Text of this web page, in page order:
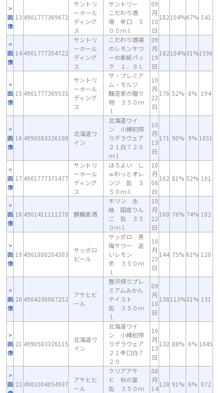
画
像
13 4901777369672
サントリ
ーホール
ディング
ス
サントリー
こだわり酒
場 辛口 ５
００ｍｌ
09
月
10
日
182104%67% 141
画
像
14 4901777354722
サントリ
ーホール
ディング
ス
こだわり酒場
のレモンサワ
ーの素紙パッ
ク １．８Ｌ
09
月
19
日
182104%31%1590
画
像
15 4901777369535
サントリ
ーホール
ディング
ス
ザ・プレミア
ム・モルツ
醸造家の贈り
物 ３５０ｍ
ｌ
10
月
22
日
176 52% 8% 194
画
像
16 4990583326108
北海道ワ
イン
北海道ワイ
ン 小樽初搾
りデラウェア
２１白７２０
ｍｌ
10
月
13
日
171 90% 9% 1051
画
像
17 4901777371477
サントリ
ーホール
ディング
ス
ほろよい し
ゅわっとオレ
ンジ 缶 ３
５０ｍｌ
10
月
08
日
162 81% 52% 101
画
像
18 4901411111278 麒麟麦酒
キリン 氷
結 国産りん
ご 缶 ３５
０ｍｌ
10
月
22
日
160 76% 74% 102
画
像
19 4901880204303
サッポロ
ビール
サッポロ 男
梅サワー 追
いレモン
冬 ３５０ｍ
ｌ
10
月
23
日
144 75% 61% 120
画
像
20 4904230067252
アサヒビ
ール
贅沢搾りプレ
ミアムみかん
テイスト
缶 ３５０ｍ
ｌ
09
月
10
日
138113%31% 131
画
像
21 4990583326115
北海道ワ
イン
北海道ワイ
ン 小樽初搾
りデラウェア
２１辛口白７
２０
10
月
13
日
132 88% 6% 1045
画 22 4901004054937
アサヒビ
ール
クリアアサ
ヒ 秋の宴
缶 ３５０ｍ
08
月
14
128 91% 6% 672